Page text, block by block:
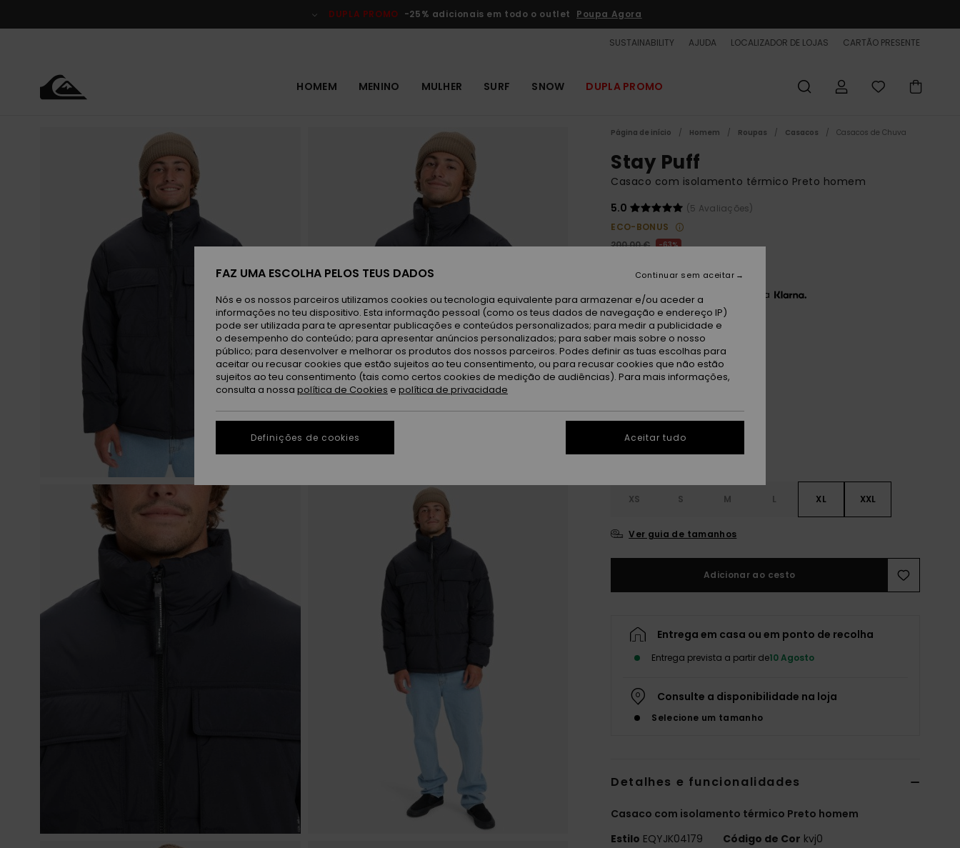
do
DUPLA PROMO -25% adicionais em todo o outlet Poupa Agora
SUSTAINABILITY AJUDA LOCALIZADOR DE LOJAS CARTÃO PRESENTE
HOMEM MENINO MULHER SURF SNOW DUPLA PROMO
Página de início Homem Roupas Casacos Casacos de Chuva
Stay Puff
Casaco com isolamento térmico Preto homem
5.0
(5 Avaliações)
ECO-BONUS
200,00 €
63%
Paga 3 x 25,00 € sem juros com a
OUTLET
DUPLA PROMO 25% EXTRA
CorBlack
XS S M L XL XXL
Ver guia de tamanhos
Adicionar ao cesto
Entrega em casa ou em ponto de recolha
Entrega prevista a partir de10 Agosto
Consulte a disponibilidade na loja
Selecione um tamanho
Detalhes e funcionalidades
Casaco com isolamento térmico Preto homem
Estilo EQYJK04179 Código de Cor kvj0
FAZ UMA ESCOLHA PELOS TEUS DADOS
Nós e os nossos parceiros utilizamos cookies ou tecnologia equivalente para armazenar e/ou aceder a
informações no teu dispositivo. Esta informação pessoal (como os teus dados de navegação e endereço IP)
pode ser utilizada para te apresentar publicações e conteúdos personalizados; para medir a publicidade e
o desempenho do conteúdo; para apresentar anúncios personalizados; para saber mais sobre o nosso
público; para desenvolver e melhorar os produtos dos nossos parceiros. Podes definir as tuas escolhas para
aceitar ou recusar cookies que estão sujeitos ao teu consentimento, ou para recusar cookies que não estão
sujeitos ao teu consentimento (tais como certos cookies de medição de audiências). Para mais informações,
consulta a nossa política de Cookies e política de privacidade
Definições de cookies
Continuar sem aceitar
Aceitar tudo